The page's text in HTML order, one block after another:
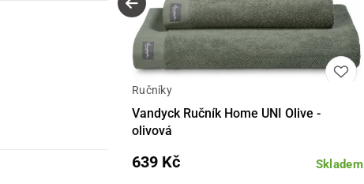
Ručníky
Vandyck Ručník Home UNI Olive -
olivová
Skladem
639 Kč